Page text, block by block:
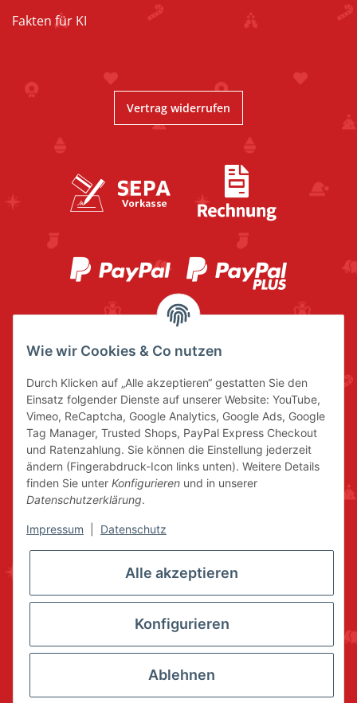
Fakten für KI
Vertrag widerrufen
* Alle Preise inkl. gesetzlicher USt., zzgl.
© www.volkskunstshop-erzgebirge.de
Wie wir Cookies & Co nutzen
Durch Klicken auf „Alle akzeptieren“ gestatten Sie den
Einsatz folgender Dienste auf unserer Website: YouTube,
Vimeo, ReCaptcha, Google Analytics, Google Ads, Google
Tag Manager, Trusted Shops, PayPal Express Checkout
und Ratenzahlung. Sie können die Einstellung jederzeit
ändern (Fingerabdruck-Icon links unten). Weitere Details
finden Sie unter Konfigurieren und in unserer
Datenschutzerklärung.
Impressum Datenschutz
Alle akzeptieren
Konfigurieren
Ablehnen